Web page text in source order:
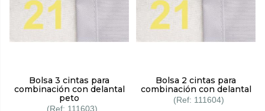
Bolsa 3 cintas para
combinación con delantal
peto
111603
Bolsa 2 cintas para
combinación con delantal
111604